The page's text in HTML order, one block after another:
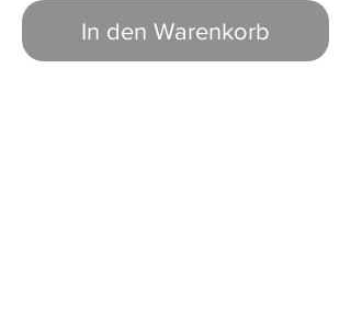
In den Warenkorb